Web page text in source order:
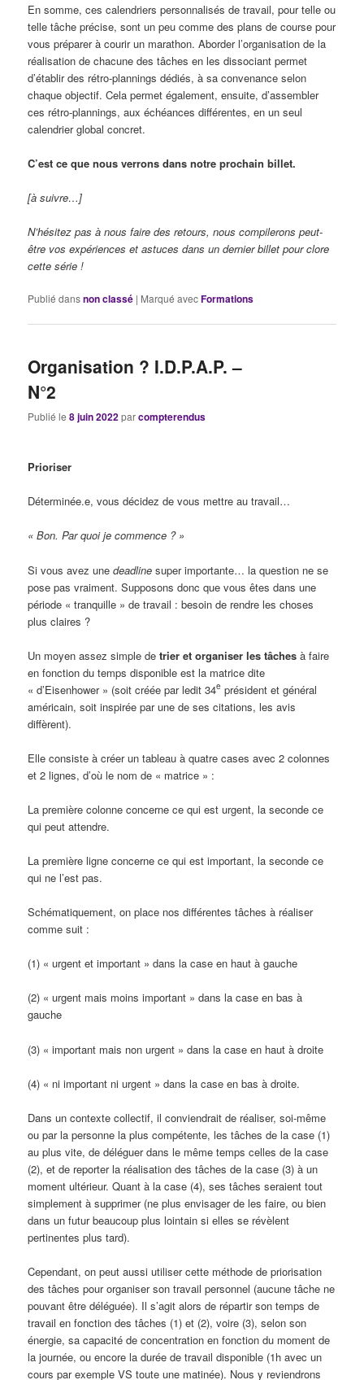
En somme, ces calendriers personnalisés de travail, pour telle ou
telle tâche précise, sont un peu comme des plans de course pour
vous préparer à courir un marathon. Aborder l’organisation de la
réalisation de chacune des tâches en les dissociant permet
d’établir des rétro-plannings dédiés, à sa convenance selon
chaque objectif. Cela permet également, ensuite, d’assembler
ces rétro-plannings, aux échéances différentes, en un seul
calendrier global concret.
C’est ce que nous verrons dans notre prochain billet.
[à suivre…]
N’hésitez pas à nous faire des retours, nous compilerons peut-
être vos expériences et astuces dans un dernier billet pour clore
cette série !
Publié dansnon classé | Marqué avecFormations
Organisation ? I.D.P.A.P. –
N°2
Publié le8 juin 2022parcompterendus
Prioriser
Déterminée.e, vous décidez de vous mettre au travail…
« Bon. Par quoi je commence ? »
Si vous avez unedeadline super importante… la question ne se
pose pas vraiment. Supposons donc que vous êtes dans une
période « tranquille » de travail : besoin de rendre les choses
plus claires ?
Un moyen assez simple detrier et organiser les tâches à faire
en fonction du temps disponible est la matrice dite
« d’Eisenhower » (soit créée par ledit 34e président et général
américain, soit inspirée par une de ses citations, les avis
diffèrent).
Elle consiste à créer un tableau à quatre cases avec 2 colonnes
et 2 lignes, d’où le nom de « matrice » :
La première colonne concerne ce qui est urgent, la seconde ce
qui peut attendre.
La première ligne concerne ce qui est important, la seconde ce
qui ne l’est pas.
Schématiquement, on place nos différentes tâches à réaliser
comme suit :
(1) « urgent et important » dans la case en haut à gauche
(2) « urgent mais moins important » dans la case en bas à
gauche
(3) « important mais non urgent » dans la case en haut à droite
(4) « ni important ni urgent » dans la case en bas à droite.
Dans un contexte collectif, il conviendrait de réaliser, soi-même
ou par la personne la plus compétente, les tâches de la case (1)
au plus vite, de déléguer dans le même temps celles de la case
(2), et de reporter la réalisation des tâches de la case (3) à un
moment ultérieur. Quant à la case (4), ses tâches seraient tout
simplement à supprimer (ne plus envisager de les faire, ou bien
dans un futur beaucoup plus lointain si elles se révèlent
pertinentes plus tard).
Cependant, on peut aussi utiliser cette méthode de priorisation
des tâches pour organiser son travail personnel (aucune tâche ne
pouvant être déléguée). Il s’agit alors de répartir son temps de
travail en fonction des tâches (1) et (2), voire (3), selon son
énergie, sa capacité de concentration en fonction du moment de
la journée, ou encore la durée de travail disponible (1h avec un
cours par exemple VS toute une matinée). Nous y reviendrons